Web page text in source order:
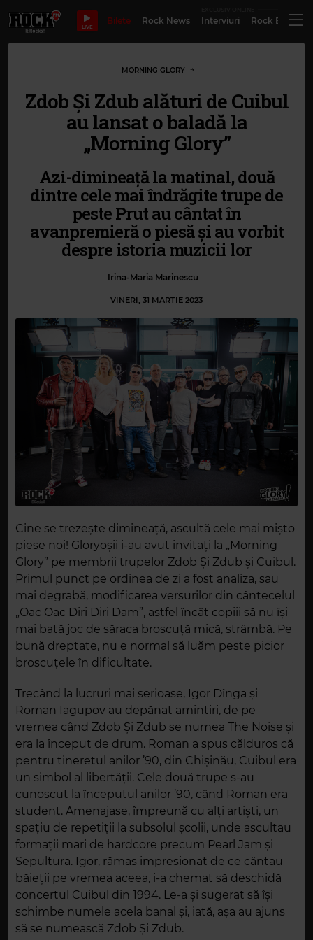
LIVE
Bilete Rock News Interviuri Rock
MORNING GLORY
Zdob Și Zdub alături de Cuibul
au lansat o baladă la
„Morning Glory”
Azi-dimineață la matinal, două
dintre cele mai îndrăgite trupe de
peste Prut au cântat în
avanpremieră o piesă și au vorbit
despre istoria muzicii lor
Irina-Maria Marinescu
VINERI, 31 MARTIE 2023
Cine se trezește dimineață, ascultă cele mai mișto
piese noi! Gloryoșii i-au avut invitați la „Morning
Glory” pe membrii trupelor Zdob Și Zdub și Cuibul.
Primul punct pe ordinea de zi a fost analiza, sau
mai degrabă, modificarea versurilor din cântecelul
„Oac Oac Diri Diri Dam”, astfel încât copiii să nu își
mai bată joc de săraca broscuță mică, strâmbă. Pe
bună dreptate, nu e normal să luăm peste picior
broscuțele în dificultate.
Trecând la lucruri mai serioase, Igor Dînga și
Roman Iagupov au depănat amintiri, de pe
vremea când Zdob Și Zdub se numea The Noise și
era la început de drum. Roman a spus călduros că
pentru tineretul anilor ’90, din Chișinău, Cuibul era
un simbol al libertății. Cele două trupe s-au
cunoscut la începutul anilor ’90, când Roman era
student. Amenajase, împreună cu alți artiști, un
spațiu de repetiții la subsolul școlii, unde ascultau
formații mari de hardcore precum Pearl Jam și
Sepultura. Igor, rămas impresionat de ce cântau
băieții pe vremea aceea, i-a chemat să deschidă
concertul Cuibul din 1994. Le-a și sugerat să își
schimbe numele acela banal și, iată, așa au ajuns
să se numească Zdob Și Zdub.